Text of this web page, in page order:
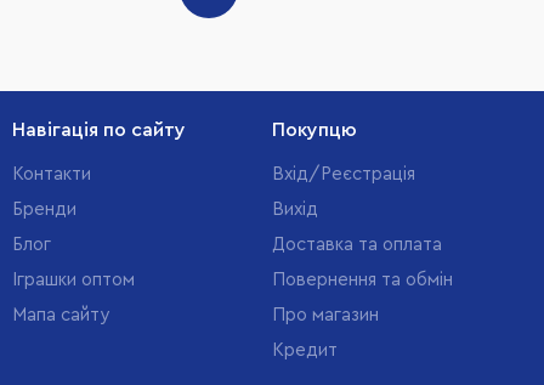
Навігація по сайту
Контакти
Бренди
Блог
Іграшки оптом
Мапа сайту
Покупцю
Вхід/Реєстрація
Вихід
Доставка та оплата
Повернення та обмін
Про магазин
Кредит